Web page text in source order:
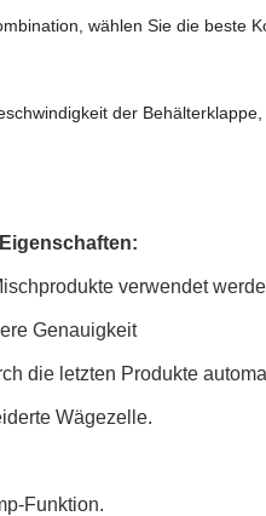
wählen Sie die beste
der
Eigenschaften:
verwendet
Genauigkeit
die letzten Produkte
Wägezelle.
Funktion.